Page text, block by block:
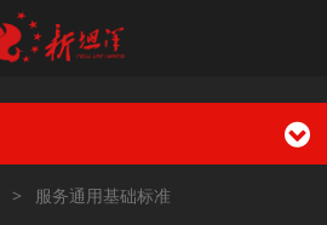
> 服务通用基础标准